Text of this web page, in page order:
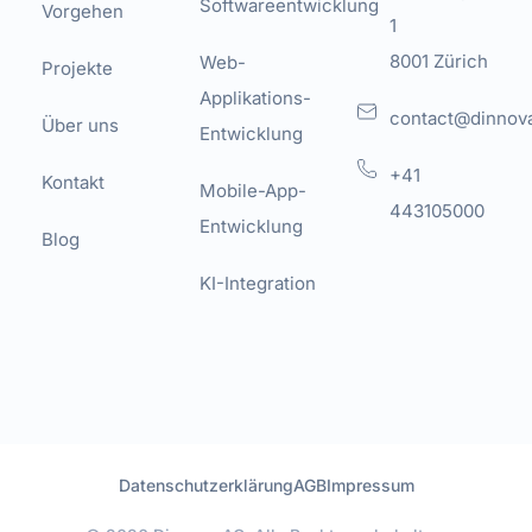
Vorgehen
Projekte
Über uns
Kontakt
Blog
Softwareentwicklung
Web-
Applikations-
Entwicklung
Mobile-App-
Entwicklung
KI-Integration
1
8001 Zürich
+41
443105000
DatenschutzerklärungAGBImpressum